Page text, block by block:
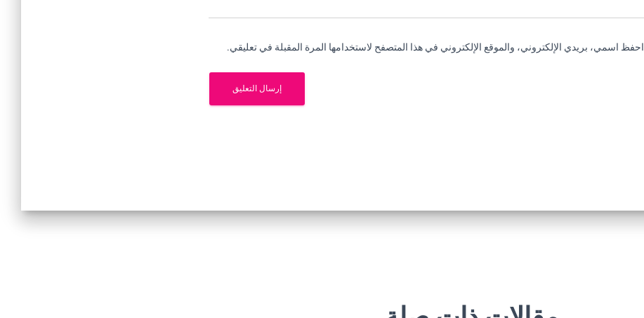
احفظ اسمي، بريدي الإلكتروني، والموقع الإلكتروني في هذا المتصفح لاستخدامها المرة المقبلة في تعليقي.